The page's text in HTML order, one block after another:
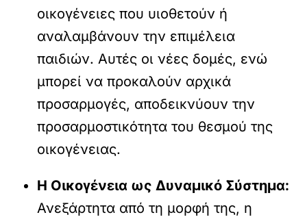
οικογένειες που υιοθετούν ή
αναλαμβάνουν την επιμέλεια
παιδιών. Αυτές οι νέες δομές, ενώ
μπορεί να προκαλούν αρχικά
προσαρμογές, αποδεικνύουν την
προσαρμοστικότητα του θεσμού της
οικογένειας.
Η Οικογένεια ως Δυναμικό Σύστημα:
Ανεξάρτητα από τη μορφή της, η